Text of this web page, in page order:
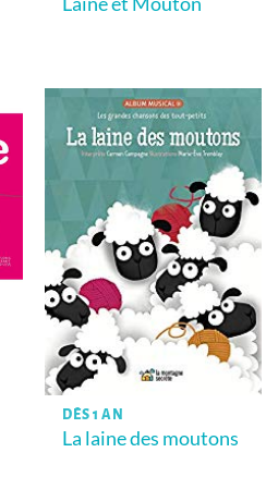
DÈS 1 AN
La laine des moutons